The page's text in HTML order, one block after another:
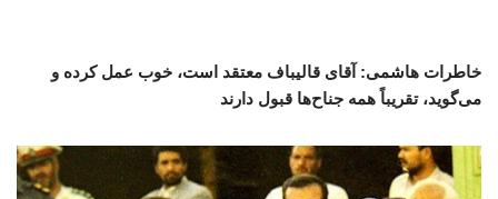
خاطرات هاشمی: آقای قالیباف معتقد است، خوب عمل‌ کرده و
می‌گوید، تقریباً همه جناح‌ها قبول دارند